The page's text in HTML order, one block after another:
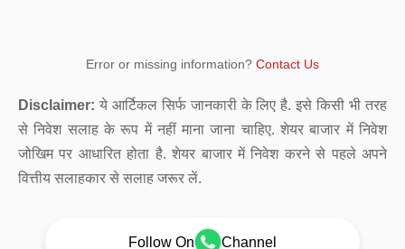
Error or missing information? Contact Us
Disclaimer: ये आर्टिकल सिर्फ जानकारी के लिए है. इसे किसी भी तरह
से निवेश सलाह के रूप में नहीं माना जाना चाहिए. शेयर बाजार में निवेश
जोखिम पर आधारित होता है. शेयर बाजार में निवेश करने से पहले अपने
वित्तीय सलाहकार से सलाह जरूर लें.
Follow On Channel